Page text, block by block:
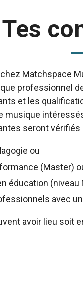
Tes
Matchspace
professionnel
et les
musique
seront vérifiés
ou
(Master)
éducation
avec
avoir lieu soit